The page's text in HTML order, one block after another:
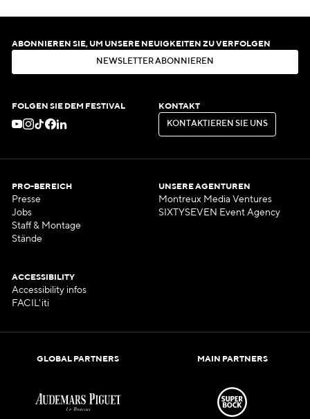
ABONNIEREN SIE, UM UNSERE NEUIGKEITEN ZU VERFOLGEN
N EWSLET ERABON N EREN
FOLGEN SIE DEM FESTIVAL KONTAKT
KON AKT EREN SI E UN S
KONTAKTIERENSIEUNS
PRO-BEREICH
Presse
Jobs
Staff & Montage
Stände
UNSERE AGENTUREN
Montreux Media Ventures
SIXTYSEVEN Event Agency
ACCESSIBILITY
Accessibility infos
FACIL'iti
GLOBAL PARTNERS MAIN PARTNERS